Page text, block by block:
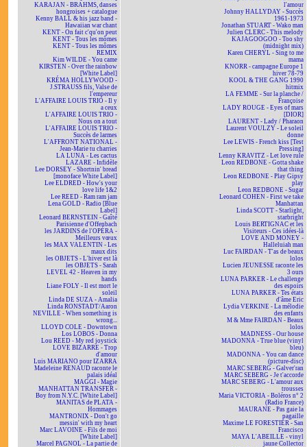
KARAJAN - BRAHMS, danses
hongroises + catalogue
Kenny BALL & his jazz band -
Hawaiian war chant
KENT - On fait c'qu'on peut
KENT - Tous les mômes
KENT - Tous les mômes
REMIX
Kim WILDE - You came
KIRSTEN - Over the rainbow
[White Label]
KRÉMA HOLLYWOOD -
J.STRAUSS fils, Valse de
l'empereur
L'AFFAIRE LOUIS TRIO - Il y
a ceux
L'AFFAIRE LOUIS TRIO -
Nous on a tout
L'AFFAIRE LOUIS TRIO -
Succès de larmes
L'AFFRONT NATIONAL -
Jean-Marie tu charries
LA LUNA - Les cactus
LAZARE - Infidèle
Lee DORSEY - Shortnin' bread
[monoface White Label]
Lee ELDRED - How's your
love life 1&2
Lee REED - Ram ram jam
Lena GOLD - Radio [Blue
Label]
Leonard BERNSTEIN - Gaîté
Parisienne d'Offenbach
les JARDINS de l'OPÉRA -
Meilleurs vœux
les MAX VALENTIN - Les
maux dits
les OBJETS - L'hiver est là
les OBJETS - Sarah
LEVEL 42 - Heaven in my
hands
Liane FOLY - Il est mort le
soleil
Linda DE SUZA - Amalia
Linda RONSTADT/Aaron
NEVILLE - When something is
wrong...
LLOYD COLE - Downtown
Los LOBOS - Donna
Lou REED - My red joystick
LOVE BIZARRE - Trop
d'amour
Luis MARIANO pour IZARRA
Madeleine RENAUD raconte le
palais idéal
MAGGI - Magie
MANHATTAN TRANSFER -
Boy from N.Y.C. [White Label]
MANITAS de PLATA -
Hommages
MANTRONIX - Don't go
messin' with my heart
Marc LAVOINE - Fils de moi
[White Label]
Marcel PAGNOL - La partie de
l'amour
Johnny HALLYDAY - Succès
1961-1973
Jonathan STUART - Wako man
Julien CLERC - This melody
KAJAGOOGOO - Too shy
(midnight mix)
Karen CHERYL - Sing to me
mama
KNORR - campagne Europe 1
hiver 78-79
KOOL & THE GANG 1990
hitmix
LA FEMME - Sur la planche /
Françoise
LADY ROUGE - Eyes of mars
[DIOR]
LAURENT - Lady / Pharaon
Laurent VOULZY - Le soleil
donne
Lee LEWIS - French kiss [Test
Pressing]
Lenny KRAVITZ - Let love rule
Leon REDBONE - Gotta shake
that thing
Leon REDBONE - Play Gipsy
play
Leon REDBONE - Sugar
Leonard COHEN - First we take
Manhattan
Linda SCOTT - Starlight,
starbright
Louis BERTIGNAC et les
Visiteurs - Ces idées-là
LOVE AND MONEY -
Halleluiah man
Luc FAIRDAN - T'as de beaux
lolos
Lucien JEUNESSE raconte les
3 ours
LUNA PARKER - Le challenge
des espoirs
LUNA PARKER - Tes états
d'âme Eric
Lydia VERKINE - La mélodie
des enfants
M & Mme FAIRDAN - Beaux
lolos
MADNESS - Our house
MADONNA - True blue (vinyl
bleu)
MADONNA - You can dance
(picture-disc)
MARC SEBERG - Galver'ran
MARC SEBERG - Je t'accorde
MARC SEBERG - L'amour aux
trousses
Maria VICTORIA - Boléros n° 2
(Radio France)
MAURANE - Pas gaie la
pagaille
Maxime LE FORESTIER - San
Francisco
MAYA L'ABEILLE - vinyl
jaune Collector